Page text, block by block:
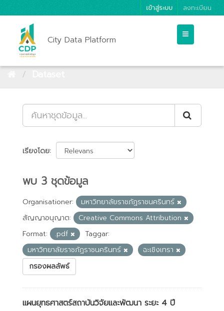
เข้าสู่ระบบ ลงทะเบียน
City Data Platform
เรียงโดย
พบ 3 ชุดข้อมูล
Organisationer:
มหาวิทยาลัยราชภัฏราชนครินทร์
สัญญาอนุญาต:
Creative Commons Attribution
Format:
.pdf
Taggar:
มหาวิทยาลัยราชภัฏราชนครินทร์
ฉะเชิงเทรา
กรองผลลัพธ์
แผนยุทธศาสตร์สถาบันวิจัยและพัฒนา ระยะ 4 ปี